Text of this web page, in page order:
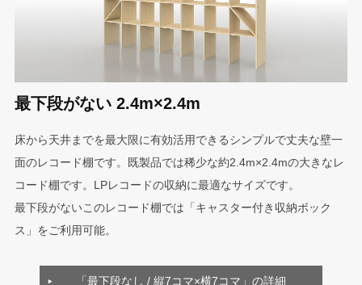
最下段がない 2.4m×2.4m
床から天井までを最大限に有効活用できるシンプルで丈夫な壁一
面のレコード棚です。既製品では稀少な約2.4m×2.4mの大きなレ
コード棚です。LPレコードの収納に最適なサイズです。
最下段がないこのレコード棚では「キャスター付き収納ボック
ス」をご利用可能。
「最下段なし / 縦7コマ×横7コマ」の詳細